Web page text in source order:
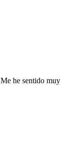
he sentido muy